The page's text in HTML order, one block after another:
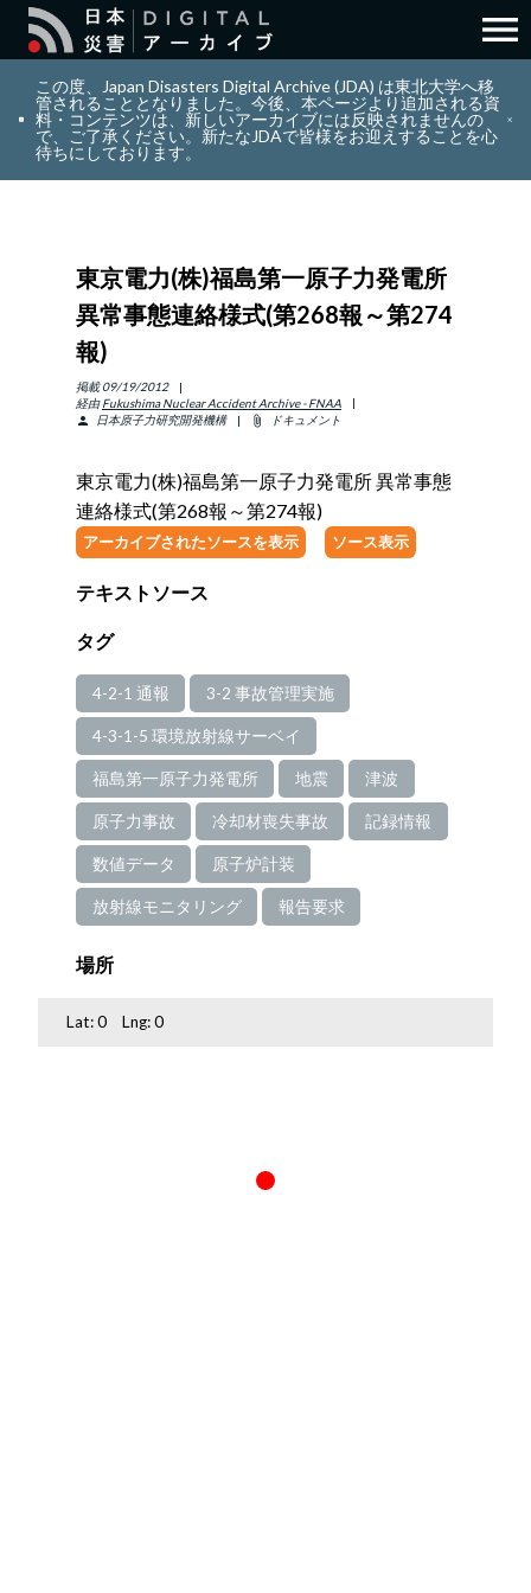
search 検索
layers コレクション
info_outline リソース
ENGLISH 日本語
サインイン
menu
この度、Japan Disasters Digital Archive (JDA) は東北大学へ移
管されることとなりました。今後、本ページより追加される資
料・コンテンツは、新しいアーカイブには反映されませんの
で、ご了承ください。新たなJDAで皆様をお迎えすることを心
待ちにしております。
東京電力(株)福島第一原子力発電所
異常事態連絡様式(第268報～第274
報)
掲載 09/19/2012
経由 Fukushima Nuclear Accident Archive - FNAA
person
日本原子力研究開発機構 attach_file ドキュメント
東京電力(株)福島第一原子力発電所 異常事態
連絡様式(第268報～第274報)
アーカイブされたソースを表示 ソース表示
テキストソース
タグ
4-2-1 通報 3-2 事故管理実施
4-3-1-5 環境放射線サーベイ
福島第一原子力発電所 地震 津波
原子力事故 冷却材喪失事故 記録情報
数値データ 原子炉計装
放射線モニタリング 報告要求
場所
Lat:0 Lng:0